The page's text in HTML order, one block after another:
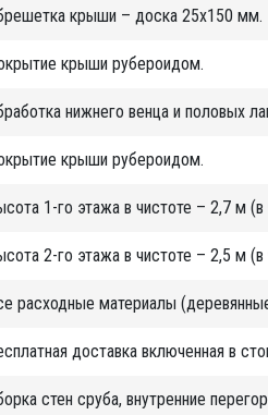
крыши – доска 25х150 мм.
крыши рубероидом.
нижнего венца и половых
крыши рубероидом.
1-го этажа в чистоте – 2,7 м
2-го этажа в чистоте – 2,5 м
расходные материалы
доставка включенная в
стен сруба, внутренние